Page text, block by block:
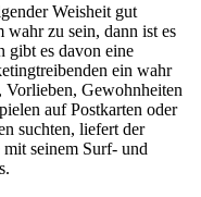
Weisheit gut
wahr zu sein, dann ist es
gibt es davon eine
ein wahr
Vorlieben, Gewohnheiten
auf Postkarten oder
suchten, liefert der
seinem Surf- und